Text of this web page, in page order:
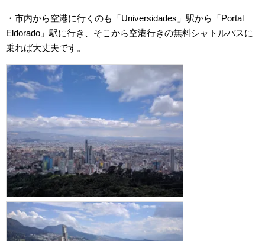
・市内から空港に行くのも「Universidades」駅から「Portal
Eldorado」駅に行き、そこから空港行きの無料シャトルバスに
乗れば大丈夫です。